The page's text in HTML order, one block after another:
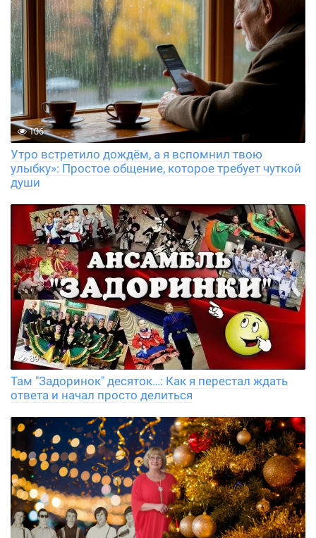
106
Утро встретило дождём, а я вспомнил твою
улыбку»: Простое общение, которое требует чуткой
души
89
Там "Задоринок" десяток…: Как я перестал ждать
ответа и начал просто делиться